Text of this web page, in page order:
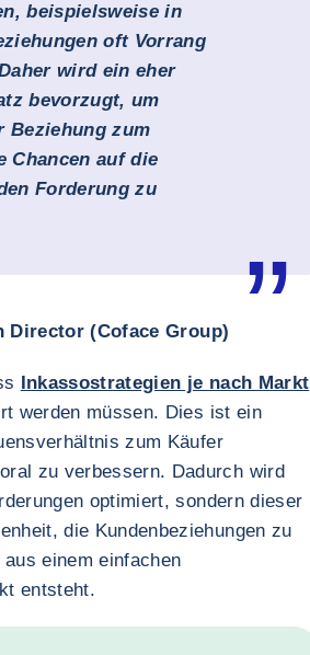
beispielsweise in
oft Vorrang
wird ein eher
bevorzugt, um
Beziehung zum
Chancen auf die
Forderung zu
Director (Coface Group)
Inkassostrategien je nach Markt
werden müssen. Dies ist ein
zum Käufer
zu verbessern. Dadurch wird
optimiert, sondern dieser
die Kundenbeziehungen zu
einem einfachen
entsteht.